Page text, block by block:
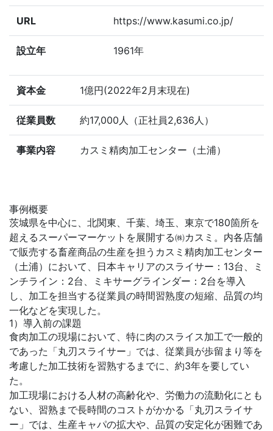
URL https://www.kasumi.co.jp/
設立年 1961年
資本金 1億円(2022年2月末現在)
従業員数 約17,000人（正社員2,636人）
事業内容 カスミ精肉加工センター（土浦）
事例概要
茨城県を中心に、北関東、千葉、埼玉、東京で180箇所を
超えるスーパーマーケットを展開する㈱カスミ。内各店舗
で販売する畜産商品の生産を担うカスミ精肉加工センター
（土浦）において、日本キャリアのスライサー：13台、ミ
ンチライン：2台、ミキサーグラインダー：2台を導入
し、加工を担当する従業員の時間習熟度の短縮、品質の均
一化などを実現した。
1）導入前の課題
食肉加工の現場において、特に肉のスライス加工で一般的
であった「丸刃スライサー」では、従業員が歩留まり等を
考慮した加工技術を習熟するまでに、約3年を要してい
た。
加工現場における人材の高齢化や、労働力の流動化にとも
ない、習熟まで長時間のコストがかかる「丸刃スライサ
ー」では、生産キャパの拡大や、品質の安定化が困難であ